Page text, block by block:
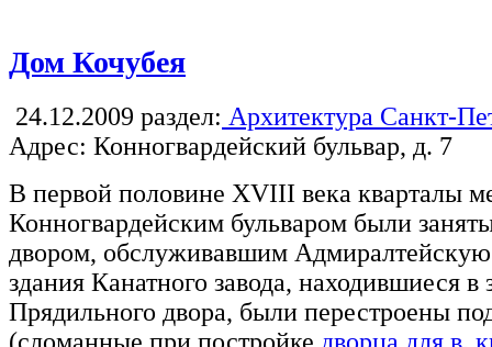
Дом Кочубея
24.12.2009 раздел: Архитектура Санкт-
Адрес: Конногвардейский бульвар, д. 7
В первой половине XVIII века кварталы
Конногвардейским бульваром были
двором, обслуживавшим Адмиралтейскую
здания Канатного завода, находившиеся в
Прядильного двора, были перестроены